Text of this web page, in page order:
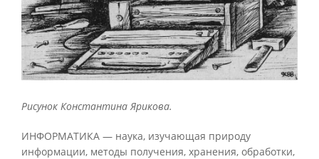
Рисунок Константина Ярикова.
ИНФОРМАТИКА — наука, изучающая природу
информации, методы получения, хранения, обработки,